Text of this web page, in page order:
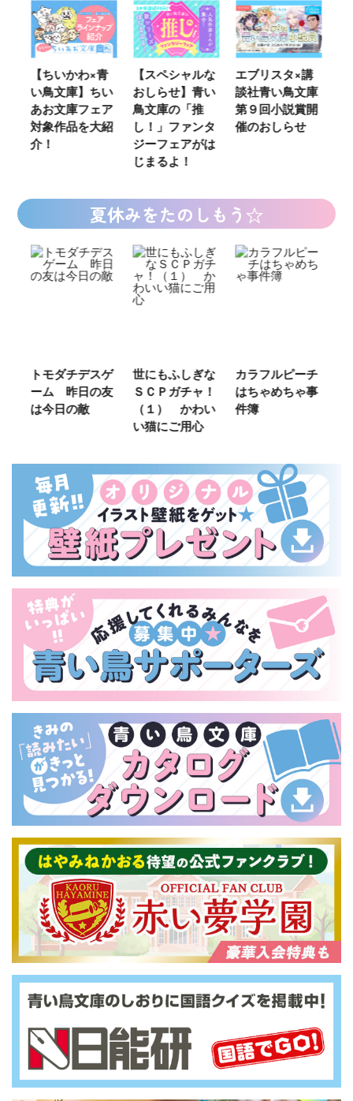
かわ×青
庫】ちい
庫フェア
品を大紹
【スペシャルな
おしらせ】青い
鳥文庫の「推
し！」ファンタ
ジーフェアがは
じまるよ！
エブリスタ×講
談社青い鳥文庫
第９回小説賞開
催のおしらせ
【速報】『
女さんが通
る‼』つい
ミカライズ
夏休みをたのしもう☆
モダチデスゲ
ム 昨日の友
今日の敵
世にもふしぎな
ＳＣＰガチャ！
（１） かわい
い猫にご用心
カラフルピーチ
はちゃめちゃ事
件簿
長浜高
部！